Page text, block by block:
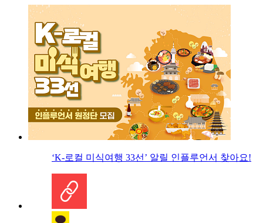
‘K-로컬 미식여행 33선’ 알릴 인플루언서 찾아요!